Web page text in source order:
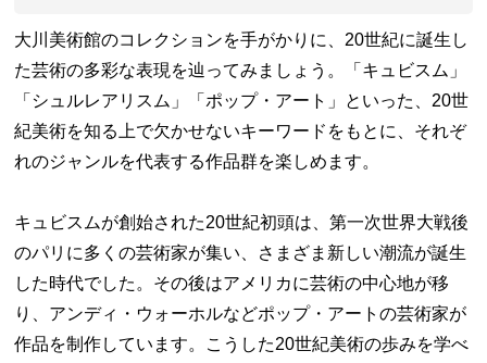
大川美術館のコレクションを手がかりに、20世紀に誕生し
た芸術の多彩な表現を辿ってみましょう。「キュビスム」
「シュルレアリスム」「ポップ・アート」といった、20世
紀美術を知る上で欠かせないキーワードをもとに、それぞ
れのジャンルを代表する作品群を楽しめます。
キュビスムが創始された20世紀初頭は、第一次世界大戦後
のパリに多くの芸術家が集い、さまざま新しい潮流が誕生
した時代でした。その後はアメリカに芸術の中心地が移
り、アンディ・ウォーホルなどポップ・アートの芸術家が
作品を制作しています。こうした20世紀美術の歩みを学べ